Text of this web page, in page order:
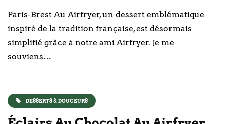
Paris-Brest Au Airfryer, un dessert emblématique
inspiré de la tradition française, est désormais
simplifié grâce à notre ami Airfryer. Je me
souviens…
DESSERTS & DOUCEURS